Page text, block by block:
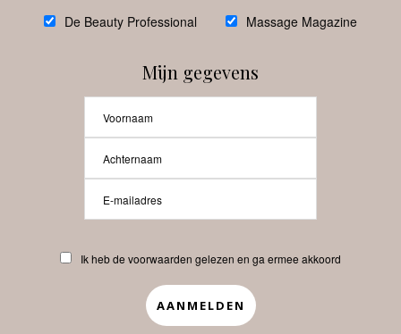
Beauty-Pro.nl
Abonneren Contact
APP
De Beauty Professional Massage Magazine
Mijn gegevens
Ik heb de voorwaarden gelezen en ga ermee akkoord